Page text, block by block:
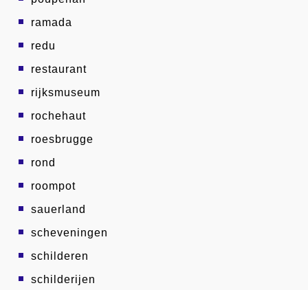
ramada
redu
restaurant
rijksmuseum
rochehaut
roesbrugge
rond
roompot
sauerland
scheveningen
schilderen
schilderijen